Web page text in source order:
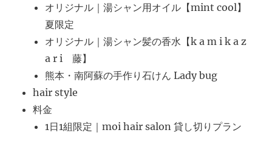
オリジナル｜湯シャン用オイル【mint cool】
夏限定
オリジナル｜湯シャン髪の香水【k a m i k a z
a r i 藤】
熊本・南阿蘇の手作り石けん Lady bug
hair style
料金
1日1組限定｜moi hair salon 貸し切りプラン